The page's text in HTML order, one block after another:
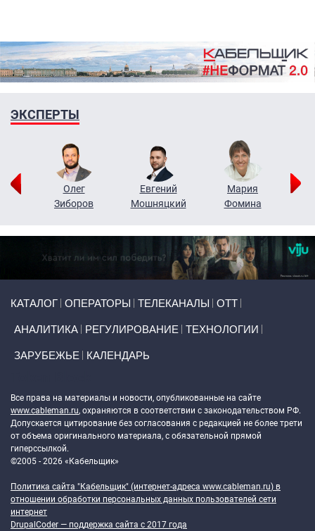
ЭКСПЕРТЫ
Олег
Зиборов
Евгений
Мошняцкий
Мария
Фомина
КАТАЛОГ ОПЕРАТОРЫ ТЕЛЕКАНАЛЫ ОТТ
АНАЛИТИКА РЕГУЛИРОВАНИЕ ТЕХНОЛОГИИ
ЗАРУБЕЖЬЕ КАЛЕНДАРЬ
Все права на материалы и новости, опубликованные на сайте
www.cableman.ru, охраняются в соответствии с законодательством РФ.
Допускается цитирование без согласования с редакцией не более трети
от объема оригинального материала, с обязательной прямой
гиперссылкой.
©2005 - 2026 «Кабельщик»
Политика сайта "Кабельщик" (интернет-адреса www.cableman.ru) в
отношении обработки персональных данных пользователей сети
интернет
DrupalCoder — поддержка сайта c 2017 года